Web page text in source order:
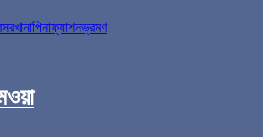
খানাপিনাফ্যাশনভ্রমণ